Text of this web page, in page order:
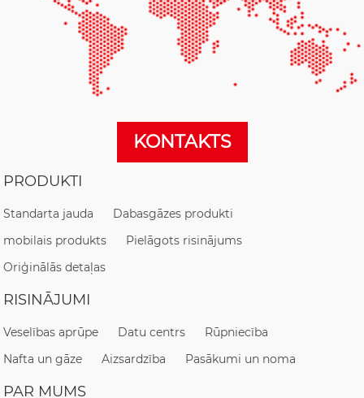
KONTAKTS
PRODUKTI
Standarta jauda
Dabasgāzes produkti
mobilais produkts
Pielāgots risinājums
Oriģinālās detaļas
RISINĀJUMI
Veselības aprūpe Datu centrs
Rūpniecība
Nafta un gāze
Aizsardzība Pasākumi un noma
PAR MUMS